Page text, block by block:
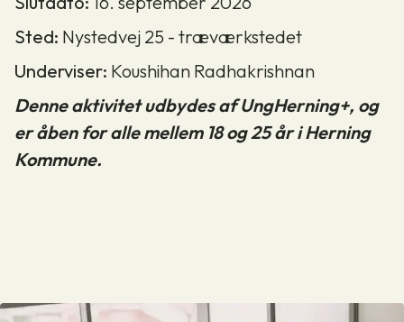
Sted: Nystedvej 25 - træværkstedet
Underviser: Koushihan Radhakrishnan
Denne aktivitet udbydes af UngHerning+, og
er åben for alle mellem 18 og 25 år i Herning
Kommune.